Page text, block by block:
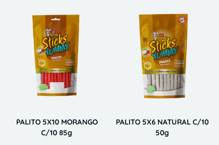
PALITO 5X10 MORANGO
C/10 85g
PALITO 5X6 NATURAL C/10
50g